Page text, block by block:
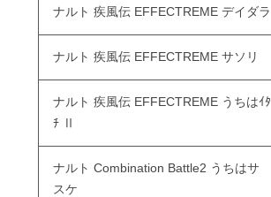
ナルト 疾風伝 EFFECTREME デイダラ
ナルト 疾風伝 EFFECTREME サソリ
ナルト 疾風伝 EFFECTREME うちはｲﾀ
ﾁ Ⅱ
ナルト Combination Battle2 うちはサ
スケ